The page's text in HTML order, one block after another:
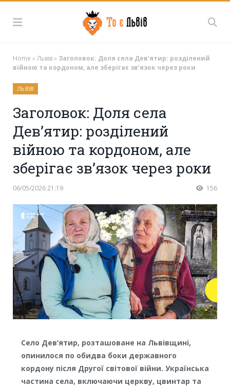
Home »Львів» Заголовок: Доля села Дев’ятир: розділений
війною та кордоном, але зберігає зв’язок через роки
ЛЬВІВ
Заголовок: Доля села
Дев’ятир: розділений
війною та кордоном, але
зберігає зв’язок через роки
06/05/2026 21:19 156
Село Дев’ятир, розташоване на Львівщині,
опинилося по обидва боки державного
кордону після Другої світової війни. Українська
частина села, включаючи церкву, цвинтар та